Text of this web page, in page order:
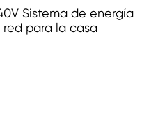
Sistema de energía
para la casa